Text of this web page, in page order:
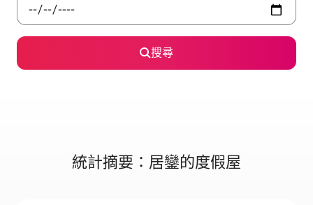
搜尋
統計摘要：居鑾的度假屋